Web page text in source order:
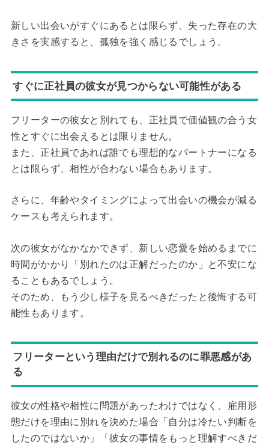
新しい出会いがすぐにあるとは限らず、失った存在の大
きさを実感すると、孤独を強く感じるでしょう。
すぐに正社員の彼女が見つからない可能性がある
フリーターの彼女と別れても、正社員で価値観の合う女
性とすぐに出会えるとは限りません。
また、正社員であれば誰でも理想的なパートナーになる
とは限らず、相性が合わない場合もあります。
さらに、年齢やタイミングによって出会いの機会が減る
ケースも考えられます。
次の彼女がなかなかできず、新しい恋愛を始めるまでに
時間がかかり「別れたのは正解だったのか」と不安にな
ることもあるでしょう。
そのため、もう少し様子を見るべきだったと後悔する可
能性もあります。
フリーターという理由だけで別れるのに罪悪感があ
る
彼女の性格や相性に問題があったわけではなく、雇用形
態だけを理由に別れを決めた場合「自分は冷たい判断を
したのではないか」「彼女の事情をもっと理解すべきだ